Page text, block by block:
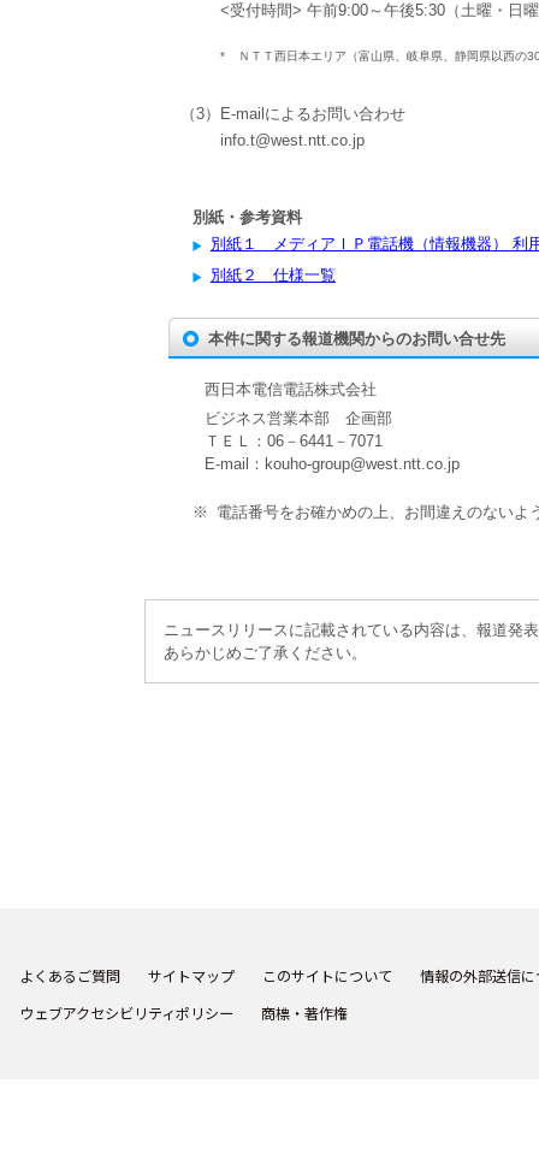
<受付時間> 午前9:00～午後5:30（土曜・日
* ＮＴＴ西日本エリア（富山県、岐阜県、静岡県以西の
（3）E-mailによるお問い合わせ
info.t@west.ntt.co.jp
別紙・参考資料
別紙１ メディアＩＰ電話機（情報機器） 利
別紙２ 仕様一覧
本件に関する報道機関からのお問い合せ先
西日本電信電話株式会社
ビジネス営業本部 企画部
ＴＥＬ：06－6441－7071
E-mail：kouho-group@west.ntt.co.jp
※ 電話番号をお確かめの上、お間違えのないよ
ニュースリリースに記載されている内容は、報道発
あらかじめご了承ください。
よくあるご質問 サイトマップ このサイトについて
情報の外部送信
ウェブアクセシビリティポリシー
商標・著作権